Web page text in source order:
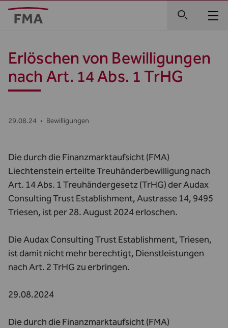
Erlöschen von Bewilligungen
nach Art. 14 Abs. 1 TrHG
29.08.24 • Bewilligungen
Die durch die Finanzmarktaufsicht (FMA)
Liechtenstein erteilte Treuhänderbewilligung nach
Art. 14 Abs. 1 Treuhändergesetz (TrHG) der Audax
Consulting Trust Establishment, Austrasse 14, 9495
Triesen, ist per 28. August 2024 erloschen.
Die Audax Consulting Trust Establishment, Triesen,
ist damit nicht mehr berechtigt, Dienstleistungen
nach Art. 2 TrHG zu erbringen.
29.08.2024
Die durch die Finanzmarktaufsicht (FMA)